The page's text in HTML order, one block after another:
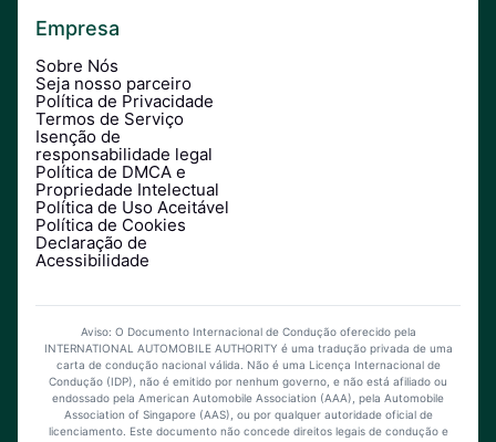
Empresa
Sobre Nós
Seja nosso parceiro
Política de Privacidade
Termos de Serviço
Isenção de
responsabilidade legal
Política de DMCA e
Propriedade Intelectual
Política de Uso Aceitável
Política de Cookies
Declaração de
Acessibilidade
Aviso: O Documento Internacional de Condução oferecido pela
INTERNATIONAL AUTOMOBILE AUTHORITY é uma tradução privada de uma
carta de condução nacional válida. Não é uma Licença Internacional de
Condução (IDP), não é emitido por nenhum governo, e não está afiliado ou
endossado pela American Automobile Association (AAA), pela Automobile
Association of Singapore (AAS), ou por qualquer autoridade oficial de
licenciamento. Este documento não concede direitos legais de condução e